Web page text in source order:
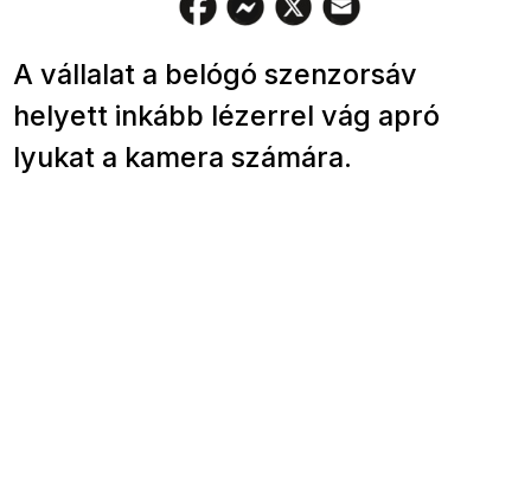
A vállalat a belógó szenzorsáv
helyett inkább lézerrel vág apró
lyukat a kamera számára.